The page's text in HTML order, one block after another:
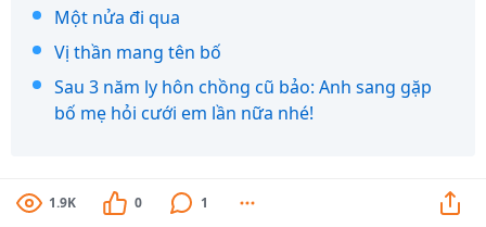
Một nửa đi qua
Vị thần mang tên bố
Sau 3 năm ly hôn chồng cũ bảo: Anh sang gặp
bố mẹ hỏi cưới em lần nữa nhé!
1.9K 0 1